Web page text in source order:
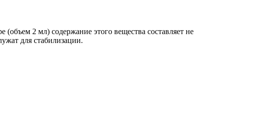
2 мл) содержание этого вещества составляет не
для стабилизации.